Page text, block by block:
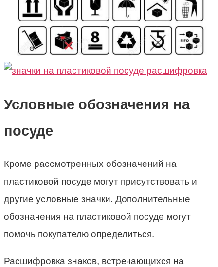
Условные обозначения на
посуде
Кроме рассмотренных обозначений на
пластиковой посуде могут присутствовать и
другие условные значки. Дополнительные
обозначения на пластиковой посуде могут
помочь покупателю определиться.
Расшифровка знаков, встречающихся на